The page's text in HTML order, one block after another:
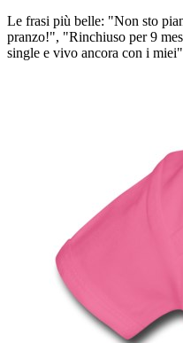
Le frasi più belle: "Non sto
pranzo!", "Rinchiuso per 9
single e vivo ancora con i